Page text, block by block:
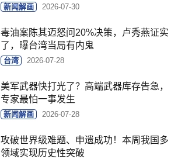
新闻解画 2026-07-30
毒油案陈其迈怒问20%决策，卢秀燕证实
了，曝台湾当局有内鬼
台湾 2026-07-28
美军武器快打光了？高端武器库存告急，
专家最怕一事发生
新闻解画 2026-07-28
攻破世界级难题、申遗成功！本周我国多
领域实现历史性突破